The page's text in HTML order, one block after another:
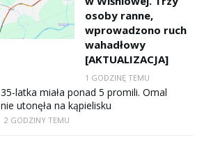
osoby ranne,
wprowadzono ruch
wahadłowy
[AKTUALIZACJA]
1 GODZINĘ TEMU
35-latka miała ponad 5 promili. Omal
nie utonęła na kąpielisku
2 GODZINY TEMU